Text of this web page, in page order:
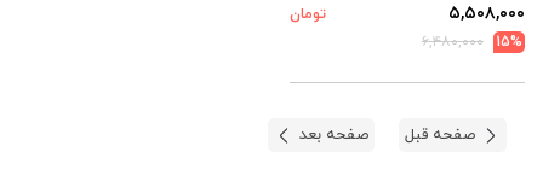
۵,۵۰۸,۰۰۰
تومان
15%
۶,۴۸۰,۰۰۰
صفحه قبل صفحه بعد